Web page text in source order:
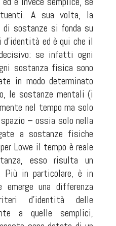
A sua volta, la
sostanze si fonda su
ed è qui che il
se infatti ogni
sostanza fisica sono
in modo determinato
le sostanze mentali (i
nel tempo ma solo
– ossia solo nella
a sostanze fisiche
Lowe il tempo è reale
esso risulta un
Più in particolare, è in
una differenza
d’identità delle
a quelle semplici,